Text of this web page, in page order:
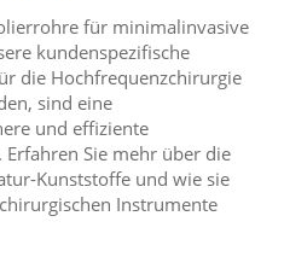
für minimalinvasive
kundenspezifische
die Hochfrequenzchirurgie
sind eine
und effiziente
Sie mehr über die
Kunststoffe und wie sie
Instrumente